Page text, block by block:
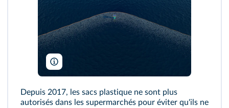
Depuis 2017, les sacs plastique ne sont plus
autorisés dans les supermarchés pour éviter qu'ils ne